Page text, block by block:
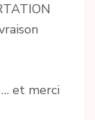
et merci